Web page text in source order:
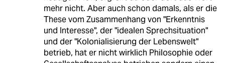
mehr nicht. Aber auch schon damals, als er die
These vom Zusammenhang von "Erkenntnis
und Interesse", der "idealen Sprechsituation"
und der "Kolonialisierung der Lebenswelt"
betrieb, hat er nicht wirklich Philosophie oder